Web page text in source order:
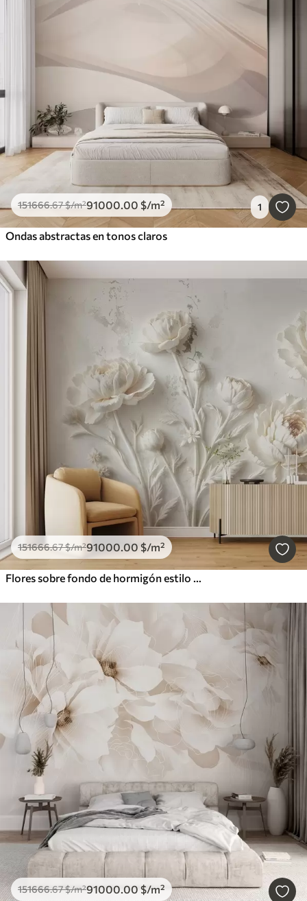
151666.67$/m²91000.00 $/m² 1
Ondas abstractas en tonos claros
151666.67$/m²91000.00 $/m²
Flores sobre fondo de hormigón estilo grunge
151666.67$/m²91000.00 $/m²